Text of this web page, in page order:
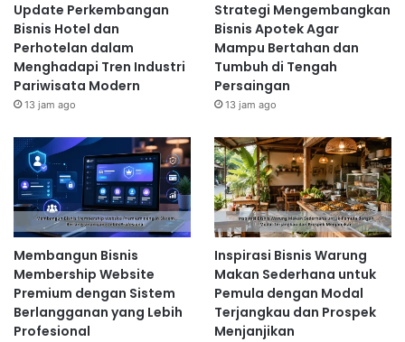
Update Perkembangan
Bisnis Hotel dan
Perhotelan dalam
Menghadapi Tren Industri
Pariwisata Modern
13 jam ago
Strategi Mengembangkan
Bisnis Apotek Agar
Mampu Bertahan dan
Tumbuh di Tengah
Persaingan
13 jam ago
Membangun Bisnis
Membership Website
Premium dengan Sistem
Berlangganan yang Lebih
Profesional
Inspirasi Bisnis Warung
Makan Sederhana untuk
Pemula dengan Modal
Terjangkau dan Prospek
Menjanjikan